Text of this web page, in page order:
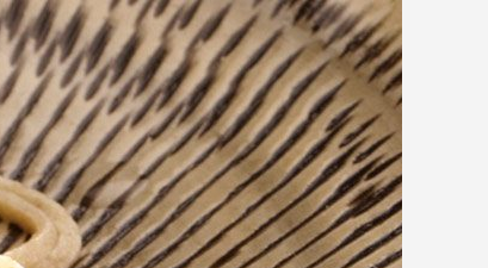
のブログ
だわった一日十食限定の十
羅メニューなど新着情報は